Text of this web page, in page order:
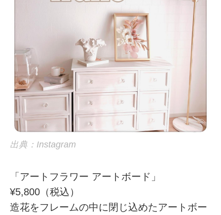
出典：Instagram
「アートフラワー アートボード」
¥5,800（税込）
造花をフレームの中に閉じ込めたアートボー